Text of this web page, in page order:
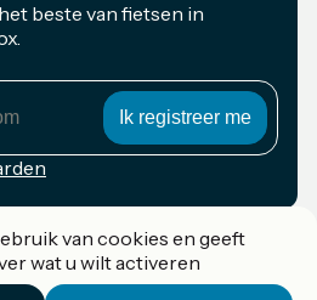
beste van fietsen in
van cookies en geeft
wat u wilt activeren